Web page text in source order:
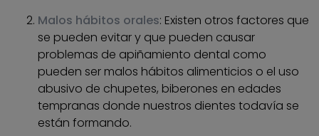
Malos hábitos orales: Existen otros factores que
se pueden evitar y que pueden causar
problemas de apiñamiento dental como
pueden ser malos hábitos alimenticios o el uso
abusivo de chupetes, biberones en edades
tempranas donde nuestros dientes todavía se
están formando.